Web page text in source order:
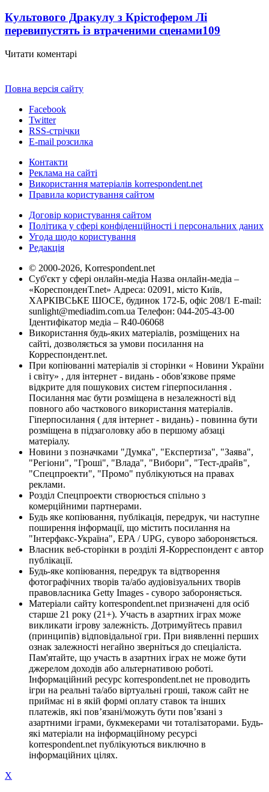
Культового Дракулу з Крістофером Лі
перевипустять із втраченими сценами109
Читати коментарі
Повна версія сайту
Facebook
Twitter
RSS-стрічки
E-mail розсилка
Контакти
Реклама на сайті
Використання матеріалів korrespondent.net
Правила користування сайтом
Договір користування сайтом
Політика у сфері конфіденційності і персональних даних
Угода щодо користування
Редакція
© 2000-2026, Korrespondent.net
Суб'єкт у сфері онлайн-медіа Назва онлайн-медіа –
«КореспонденТ.net» Адреса: 02091, місто Київ,
ХАРКІВСЬКЕ ШОСЕ, будинок 172-Б, офіс 208/1 E-mail:
sunlight@mediadim.com.ua Телефон: 044-205-43-00
Ідентифікатор медіа – R40-06068
Використання будь-яких матеріалів, розміщених на
сайті, дозволяється за умови посилання на
Корреспондент.net.
При копіюванні матеріалів зі сторінки « Новини України
і світу» , для інтернет - видань - обов'язкове пряме
відкрите для пошукових систем гіперпосилання .
Посилання має бути розміщена в незалежності від
повного або часткового використання матеріалів.
Гіперпосилання ( для інтернет - видань) - повинна бути
розміщена в підзаголовку або в першому абзаці
матеріалу.
Новини з позначками "Думка", "Експертиза", "Заява",
"Регіони", "Гроші", "Влада", "Вибори", "Тест-драйв",
"Спецпроекти", "Промо" публікуються на правах
реклами.
Розділ Спецпроекти створюється спільно з
комерційними партнерами.
Будь яке копіювання, публікація, передрук, чи наступне
поширення інформації, що містить посилання на
"Інтерфакс-Україна", EPA / UPG, суворо забороняється.
Власник веб-сторінки в розділі Я-Корреспондент є автор
публікації.
Будь-яке копіювання, передрук та відтворення
фотографічних творів та/або аудіовізуальних творів
правовласника Getty Images - суворо забороняється.
Матеріали сайту korrespondent.net призначені для осіб
старше 21 року (21+). Участь в азартних іграх може
викликати ігрову залежність. Дотримуйтесь правил
(принципів) відповідальної гри. При виявленні перших
ознак залежності негайно зверніться до спеціаліста.
Пам'ятайте, що участь в азартних іграх не може бути
джерелом доходів або альтернативою роботі.
Інформаційний ресурс korrespondent.net не проводить
ігри на реальні та/або віртуальні гроші, також сайт не
приймає ні в якій формі оплату ставок та інших
платежів, які пов’язані/можуть бути пов’язані з
азартними іграми, букмекерами чи тоталізаторами. Будь-
які матеріали на інформаційному ресурсі
korrespondent.net публікуються виключно в
інформаційних цілях.
X